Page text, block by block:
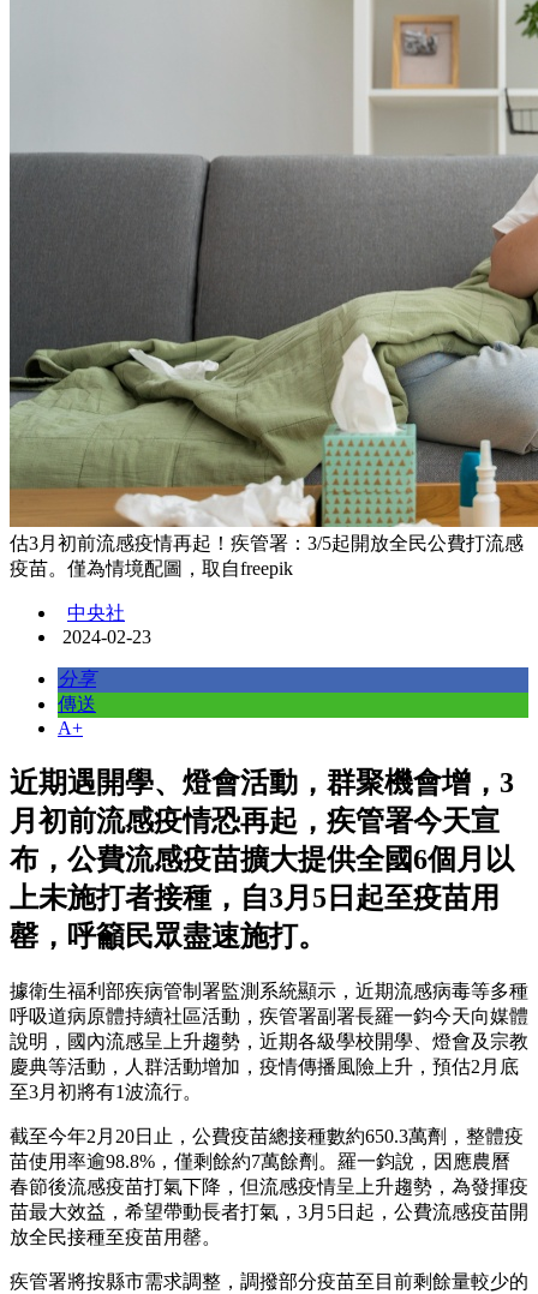
估3月初前流感疫情再起！疾管署：3/5起開放全民公費打流感
疫苗。僅為情境配圖，取自freepik
中央社
2024-02-23
分享
傳送
A+
近期遇開學、燈會活動，群聚機會增，3
月初前流感疫情恐再起，疾管署今天宣
布，公費流感疫苗擴大提供全國6個月以
上未施打者接種，自3月5日起至疫苗用
罄，呼籲民眾盡速施打。
據衛生福利部疾病管制署監測系統顯示，近期流感病毒等多種
呼吸道病原體持續社區活動，疾管署副署長羅一鈞今天向媒體
說明，國內流感呈上升趨勢，近期各級學校開學、燈會及宗教
慶典等活動，人群活動增加，疫情傳播風險上升，預估2月底
至3月初將有1波流行。
截至今年2月20日止，公費疫苗總接種數約650.3萬劑，整體疫
苗使用率逾98.8%，僅剩餘約7萬餘劑。羅一鈞說，因應農曆
春節後流感疫苗打氣下降，但流感疫情呈上升趨勢，為發揮疫
苗最大效益，希望帶動長者打氣，3月5日起，公費流感疫苗開
放全民接種至疫苗用罄。
疾管署將按縣市需求調整，調撥部分疫苗至目前剩餘量較少的